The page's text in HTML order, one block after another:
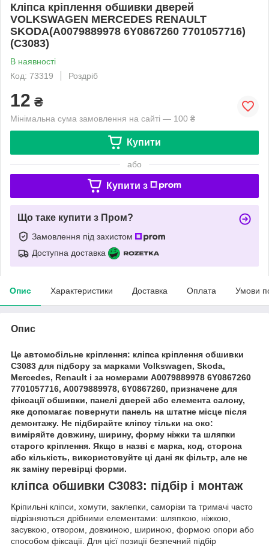
Кліпса кріплення обшивки дверей
VOLKSWAGEN MERCEDES RENAULT
SKODA(A0079889978 6Y0867260 7701057716)
(C3083)
В наявності
Код: 73319
Роздріб
12 ₴
Мінімальна сума замовлення на сайті — 100 ₴
Купити
або
Купити з
Що таке купити з Пром?
Замовлення під захистом
Доступна доставка
Опис Характеристики Доставка Оплата Умови
Опис
Це автомобільне кріплення: кліпса кріплення обшивки
C3083 для підбору за марками Volkswagen, Skoda,
Mercedes, Renault і за номерами A0079889978 6Y0867260
7701057716, A0079889978, 6Y0867260, призначене для
фіксації обшивки, панелі дверей або елемента салону,
яке допомагає повернути панель на штатне місце після
демонтажу. Не підбирайте кліпсу тільки на око:
виміряйте довжину, ширину, форму ніжки та шляпки
старого кріплення. Якщо в назві є марка, код, сторона
або кількість, використовуйте ці дані як фільтр, але не
як заміну перевірці форми.
кліпса обшивки C3083: підбір і монтаж
Кріпильні кліпси, хомути, заклепки, саморізи та тримачі часто
відрізняються дрібними елементами: шляпкою, ніжкою,
засувкою, отвором, довжиною, шириною, формою опори або
способом фіксації. Для цієї позиції безпечний підбір